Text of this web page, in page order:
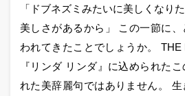
「ドブネズミみたいに美しくな
美しさがあるから」 この一節に
われてきたことでしょうか。 THE
『リンダ リンダ』に込められた
れた美辞麗句ではありません。